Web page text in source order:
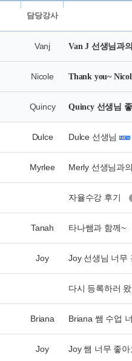
담당강사
Vanj Van J 선생님과
Nicole Thank you~
Quincy Quincy 선생님
Dulce Dulce 선생님
Myrlee Merly 선생님과
자율수강 후기
Tanah 타나쌤과 함께~
Joy Joy 선생님 너무
다시 등록하러
Briana Briana 쌤 수업
Joy Joy 쌤 너무 좋아